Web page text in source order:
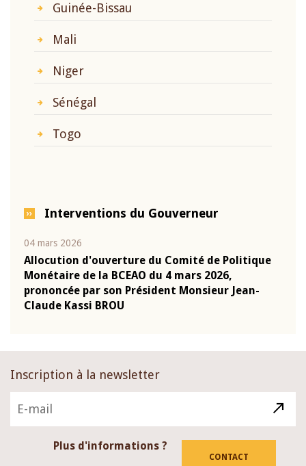
Guinée-Bissau
Mali
Niger
Sénégal
Togo
Interventions du Gouverneur
04 mars 2026
Allocution d'ouverture du Comité de Politique
Monétaire de la BCEAO du 4 mars 2026,
prononcée par son Président Monsieur Jean-
Claude Kassi BROU
Inscription à la newsletter
Plus d'informations ?
CONTACT